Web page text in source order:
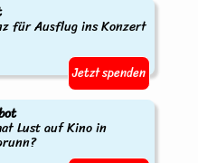
für Ausflug ins Konzert
Jetzt spenden
Lust auf Kino in